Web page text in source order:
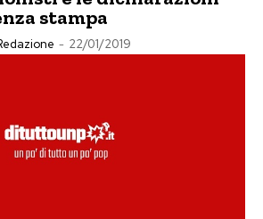
stampa
- 22/01/2019